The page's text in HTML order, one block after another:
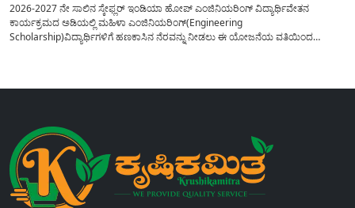
2026-2027 ನೇ ಸಾಲಿನ ಸ್ಕೇಫ್ಲರ್ ಇಂಡಿಯಾ ಹೋಪ್ ಎಂಜಿನಿಯರಿಂಗ್ ವಿದ್ಯಾರ್ಥಿವೇತನ
ಕಾರ್ಯಕ್ರಮದ ಅಡಿಯಲ್ಲಿ ಮಹಿಳಾ ಎಂಜಿನಿಯರಿಂಗ್(Engineering
Scholarship)ವಿದ್ಯಾರ್ಥಿಗಳಿಗೆ ಹಣಕಾಸಿನ ನೆರವನ್ನು ನೀಡಲು ಈ ಯೋಜನೆಯ ವತಿಯಿಂದ